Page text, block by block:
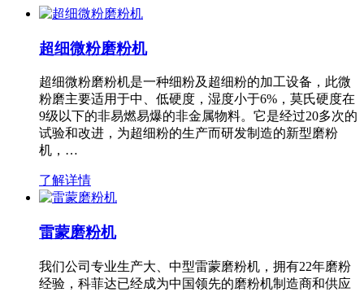
超细微粉磨粉机
超细微粉磨粉机是一种细粉及超细粉的加工设备，此微
粉磨主要适用于中、低硬度，湿度小于6%，莫氏硬度在
9级以下的非易燃易爆的非金属物料。它是经过20多次的
试验和改进，为超细粉的生产而研发制造的新型磨粉
机，…
了解详情
雷蒙磨粉机
我们公司专业生产大、中型雷蒙磨粉机，拥有22年磨粉
经验，科菲达已经成为中国领先的磨粉机制造商和供应